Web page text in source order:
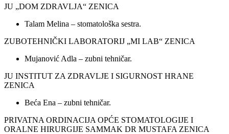
JU „DOM ZDRAVLJA“ ZENICA
Talam Melina – stomatološka sestra.
ZUBOTEHNIČKI LABORATORIJ „MI LAB“ ZENICA
Mujanović Adla – zubni tehničar.
JU INSTITUT ZA ZDRAVLJE I SIGURNOST HRANE
ZENICA
Beća Ena – zubni tehničar.
PRIVATNA ORDINACIJA OPĆE STOMATOLOGIJE I
ORALNE HIRURGIJE SAMMAK DR MUSTAFA ZENICA